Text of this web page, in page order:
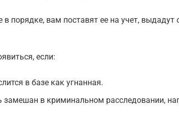
в порядке, вам поставят ее на учет, выдадут
если:
в базе как угнанная.
замешан в криминальном расследовании,